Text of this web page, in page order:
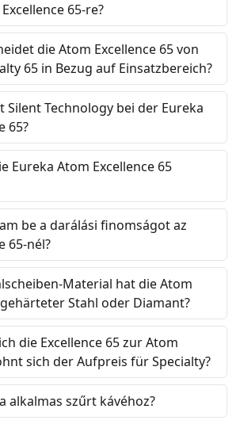
65-re?
die Atom Excellence 65 von
65 in Bezug auf Einsatzbereich?
Silent Technology bei der Eureka
65?
Eureka Atom Excellence 65
be a darálási finomságot az
65-nél?
Material hat die Atom
gehärteter Stahl oder Diamant?
die Excellence 65 zur Atom
sich der Aufpreis für Specialty?
alkalmas szűrt kávéhoz?